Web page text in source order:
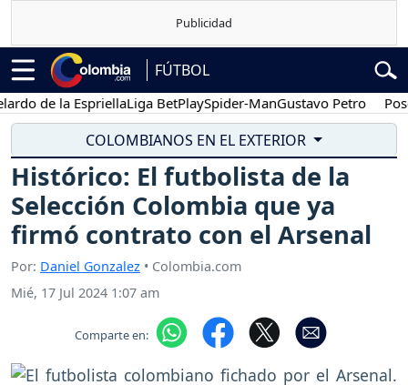
FÚTBOL
de la EspriellaLiga BetPlaySpider-ManGustavo Petro
COLOMBIANOS EN EL EXTERIOR
Histórico: El futbolista de la
Selección Colombia que ya
firmó contrato con el Arsenal
Por: Daniel Gonzalez • Colombia.com
Mié, 17 Jul 2024 1:07 am
Comparte en: